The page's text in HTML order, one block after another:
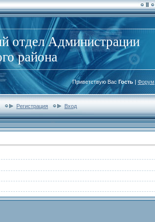
отдел Администрации
района
Приветствую Вас Гость|Форум
Регистрация Вход